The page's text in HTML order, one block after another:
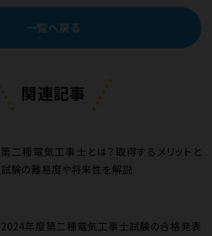
一覧へ戻る
関連記事
第二種電気工事士とは？取得するメリットと
試験の難易度や将来性を解説
2024年度第二種電気工事士試験の合格発表